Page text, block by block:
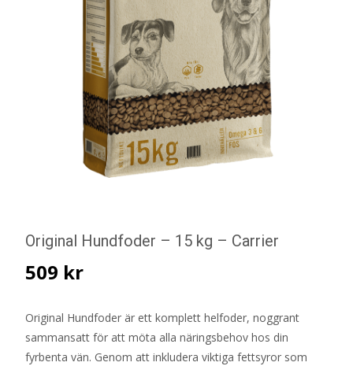
Original Hundfoder – 15 kg – Carrier
509 kr
Original Hundfoder är ett komplett helfoder, noggrant
sammansatt för att möta alla näringsbehov hos din
fyrbenta vän. Genom att inkludera viktiga fettsyror som